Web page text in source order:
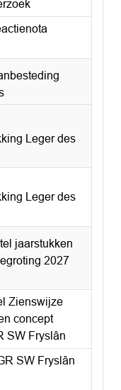
Leger des
Leger des
jaarstukken
2027
Zienswijze
concept
SW Fryslân
SW Fryslân